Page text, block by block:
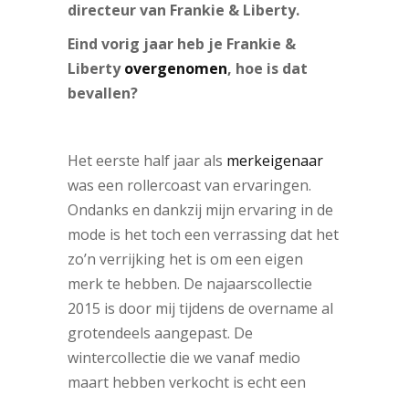
directeur van Frankie & Liberty.
Eind vorig jaar heb je Frankie &
Libertyovergenomen, hoe is dat
bevallen?
Het eerste half jaar als merkeigenaar
was een rollercoast van ervaringen.
Ondanks en dankzij mijn ervaring in de
mode is het toch een verrassing dat het
zo’n verrijking het is om een eigen
merk te hebben. De najaarscollectie
2015 is door mij tijdens de overname al
grotendeels aangepast. De
wintercollectie die we vanaf medio
maart hebben verkocht is echt een